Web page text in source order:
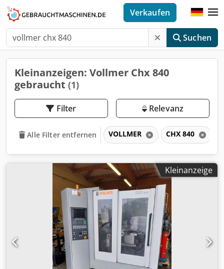
Suchen
Verkaufen
Kleinanzeigen: Vollmer Chx 840
gebraucht (1)
Filter Relevanz
Alle Filter entfernen VOLLMER CHX 840
Kleinanzeige